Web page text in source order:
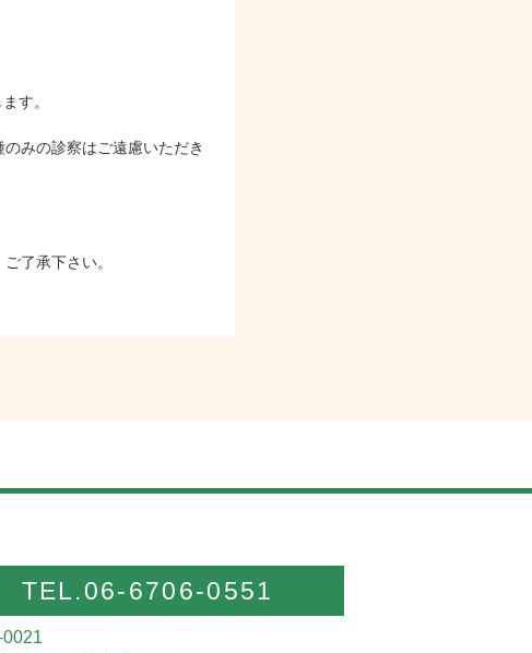
す。
みの診察はご遠慮いただき
了承下さい。
TEL.06-6706-0551